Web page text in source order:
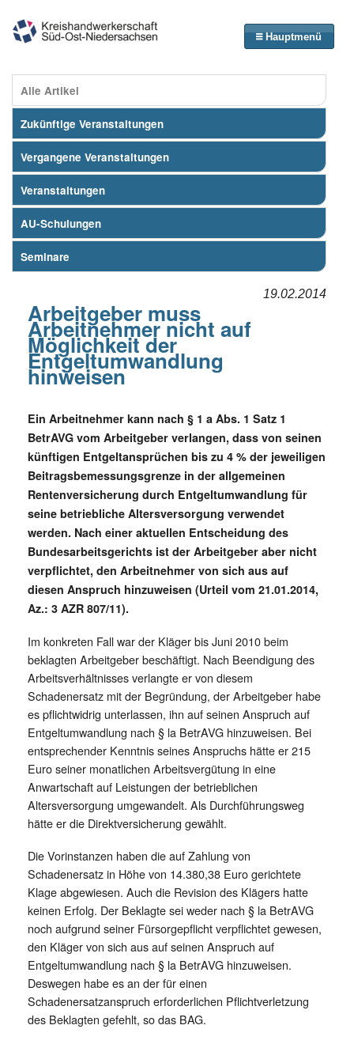
Hauptmenü
Alle Artikel
Zukünftige Veranstaltungen
Vergangene Veranstaltungen
Veranstaltungen
AU-Schulungen
Seminare
19.02.2014
Arbeitgeber muss
Arbeitnehmer nicht auf
Möglichkeit der
Entgeltumwandlung
hinweisen
Ein Arbeitnehmer kann nach § 1 a Abs. 1 Satz 1
BetrAVG vom Arbeitgeber verlangen, dass von seinen
künftigen Entgeltansprüchen bis zu 4 % der jeweiligen
Beitragsbemessungsgrenze in der allgemeinen
Rentenversicherung durch Entgeltumwandlung für
seine betriebliche Altersversorgung verwendet
werden. Nach einer aktuellen Entscheidung des
Bundesarbeitsgerichts ist der Arbeitgeber aber nicht
verpflichtet, den Arbeitnehmer von sich aus auf
diesen Anspruch hinzuweisen (Urteil vom 21.01.2014,
Az.: 3 AZR 807/11).
Im konkreten Fall war der Kläger bis Juni 2010 beim
beklagten Arbeitgeber beschäftigt. Nach Beendigung des
Arbeitsverhältnisses verlangte er von diesem
Schadenersatz mit der Begründung, der Arbeitgeber habe
es pflichtwidrig unterlassen, ihn auf seinen Anspruch auf
Entgeltumwandlung nach § la BetrAVG hinzuweisen. Bei
entsprechender Kenntnis seines Anspruchs hätte er 215
Euro seiner monatlichen Arbeitsvergütung in eine
Anwartschaft auf Leistungen der betrieblichen
Altersversorgung umgewandelt. Als Durchführungsweg
hätte er die Direktversicherung gewählt.
Die Vorinstanzen haben die auf Zahlung von
Schadenersatz in Höhe von 14.380,38 Euro gerichtete
Klage abgewiesen. Auch die Revision des Klägers hatte
keinen Erfolg. Der Beklagte sei weder nach § la BetrAVG
noch aufgrund seiner Fürsorgepflicht verpflichtet gewesen,
den Kläger von sich aus auf seinen Anspruch auf
Entgeltumwandlung nach § la BetrAVG hinzuweisen.
Deswegen habe es an der für einen
Schadenersatzanspruch erforderlichen Pflichtverletzung
des Beklagten gefehlt, so das BAG.